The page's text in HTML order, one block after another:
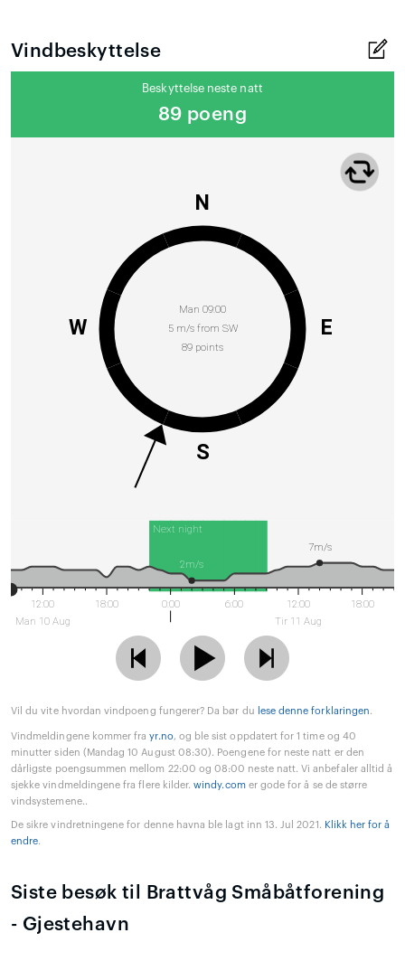
Vindbeskyttelse
Beskyttelse neste natt
89 poeng
Man 09:00
5 m/s from SW
89 points
N
E
S
W
Next night
12:00
Man 10 Aug
18:00 0:00 6:00
12:00
Tir 11 Aug
18:00
7m/s
2m/s
Vil du vite hvordan vindpoeng fungerer? Da bør du lese denne forklaringen.
Vindmeldingene kommer frayr.no, og ble sist oppdatert for 1 time og 40
minutter siden (Mandag 10 August 08:30). Poengene for neste natt er den
dårligste poengsummen mellom 22:00 og 08:00 neste natt. Vi anbefaler alltid å
sjekke vindmeldingene fra flere kilder.windy.comer gode for å se de større
vindsystemene..
De sikre vindretningene for denne havna ble lagt inn 13. Jul 2021. Klikk her for å
endre.
Siste besøk til Brattvåg Småbåtforening
- Gjestehavn